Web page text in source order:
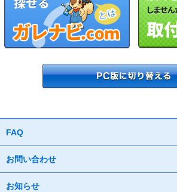
FAQ
お問い合わせ
お知らせ